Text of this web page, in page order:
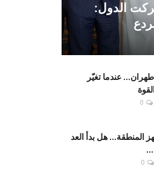
الدول:
عندما تغيّر
0
المنطقة... هل بدأ العد
...
0